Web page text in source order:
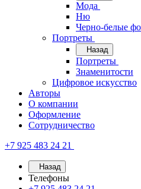
Мода
Ню
Черно-белые
Портреты
Назад
Портреты
Знаменитости
Цифровое искусство
Авторы
О компании
Оформление
Сотрудничество
+7 925 483 24 21
Назад
Телефоны